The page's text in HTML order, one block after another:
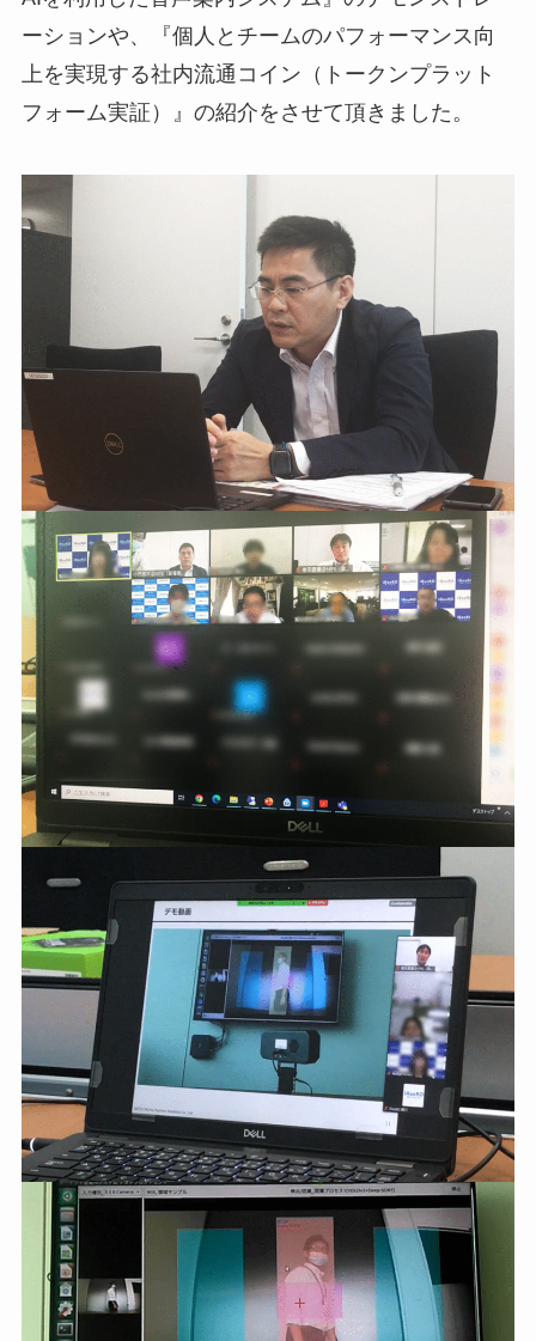
ーションや、『個人とチームのパフォーマンス向
上を実現する社内流通コイン（トークンプラット
フォーム実証）』の紹介をさせて頂きました。